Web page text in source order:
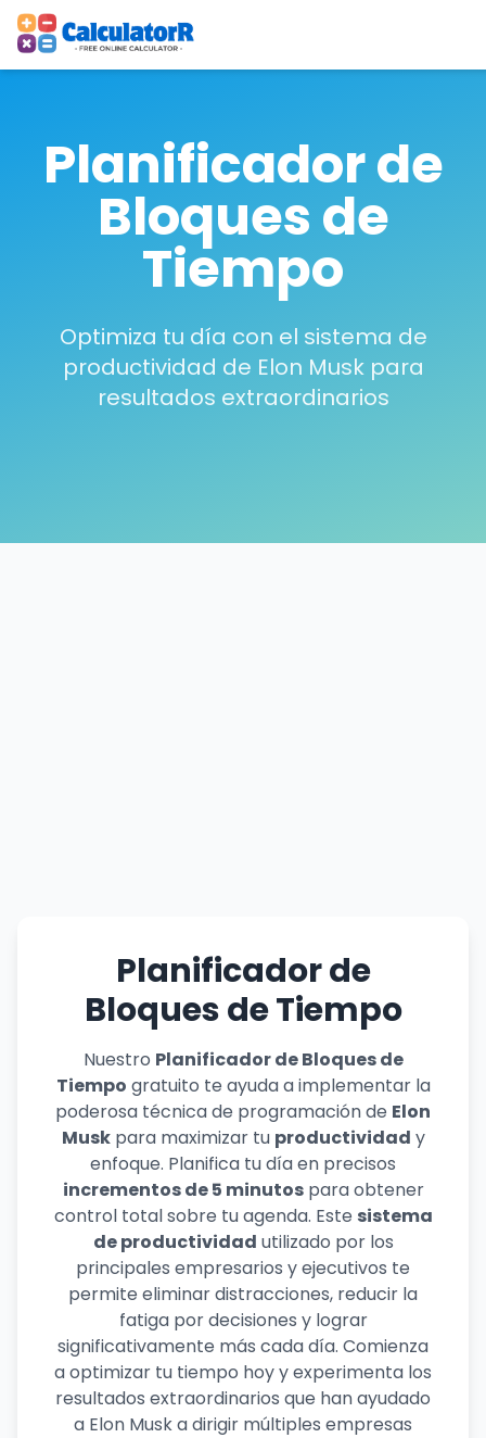
Planificador de
Bloques de
Tiempo
Optimiza tu día con el sistema de
productividad de Elon Musk para
resultados extraordinarios
Planificador de
Bloques de Tiempo
Nuestro Planificador de Bloques de
Tiempo gratuito te ayuda a implementar la
poderosa técnica de programación de Elon
Muskpara maximizar tu productividad y
enfoque. Planifica tu día en precisos
incrementos de 5 minutospara obtener
control total sobre tu agenda. Este sistema
de productividad utilizado por los
principales empresarios y ejecutivos te
permite eliminar distracciones, reducir la
fatiga por decisiones y lograr
significativamente más cada día. Comienza
a optimizar tu tiempo hoy y experimenta los
resultados extraordinarios que han ayudado
a Elon Musk a dirigir múltiples empresas